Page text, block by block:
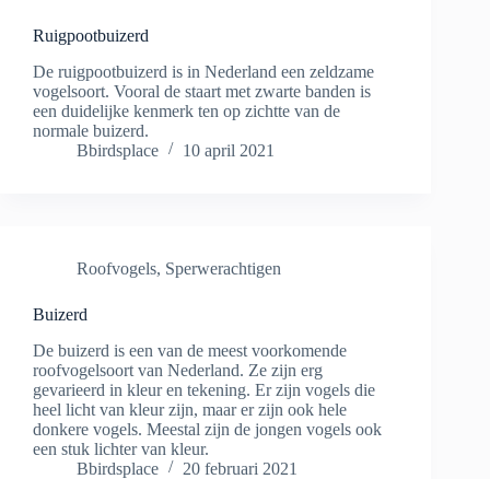
Ruigpootbuizerd
De ruigpootbuizerd is in Nederland een zeldzame
vogelsoort. Vooral de staart met zwarte banden is
een duidelijke kenmerk ten op zichtte van de
normale buizerd.
Bbirdsplace
10 april 2021
Roofvogels, Sperwerachtigen
Buizerd
De buizerd is een van de meest voorkomende
roofvogelsoort van Nederland. Ze zijn erg
gevarieerd in kleur en tekening. Er zijn vogels die
heel licht van kleur zijn, maar er zijn ook hele
donkere vogels. Meestal zijn de jongen vogels ook
een stuk lichter van kleur.
Bbirdsplace
20 februari 2021